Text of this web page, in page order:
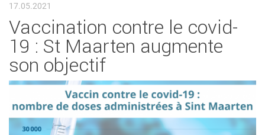
17.05.2021
Vaccination contre le covid-
19 : St Maarten augmente
son objectif